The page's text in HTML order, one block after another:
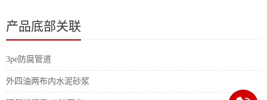
产品底部关联
3pe防腐管道
外四油两布内水泥砂浆